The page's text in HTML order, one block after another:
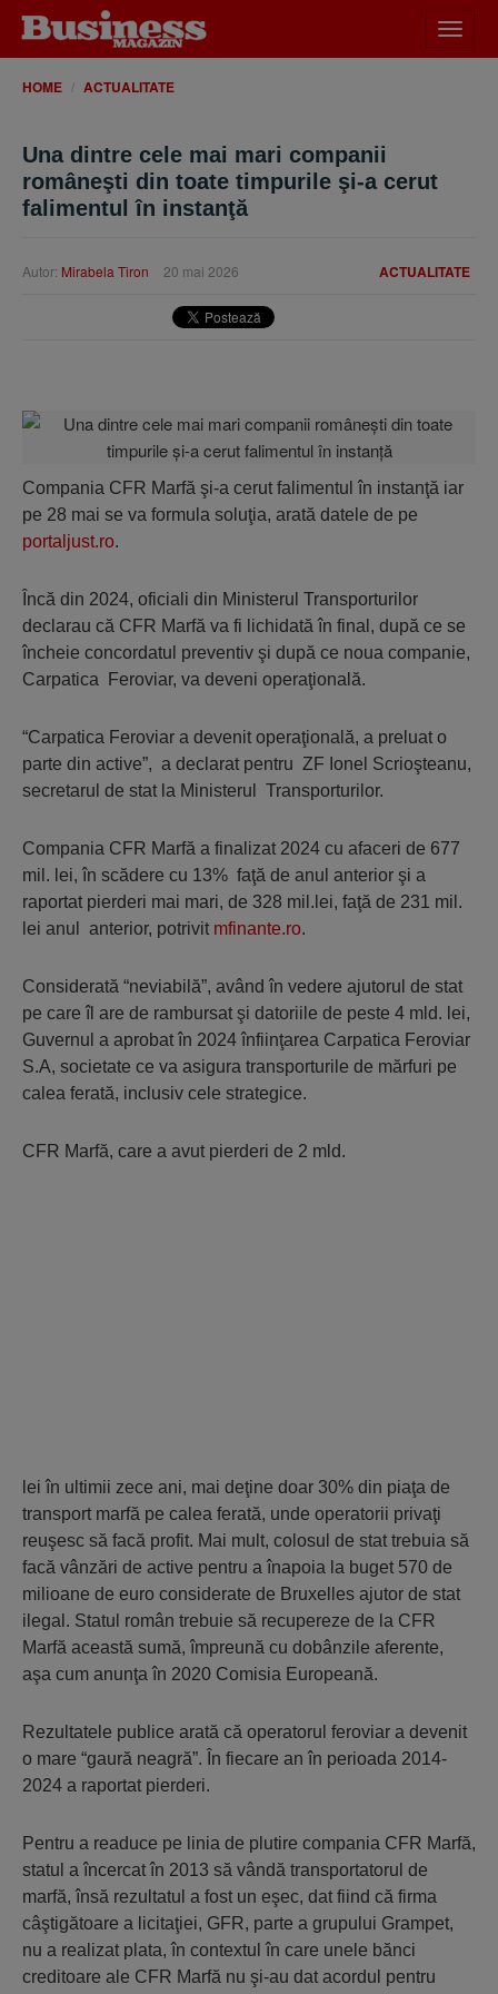
meniu
HOME ACTUALITATE
Una dintre cele mai mari companii
româneşti din toate timpurile şi-a cerut
falimentul în instanţă
ACTUALITATE
Autor: Mirabela Tiron 20 mai 2026
Compania CFR Marfă şi-a cerut falimentul în instanţă iar
pe 28 mai se va formula soluţia, arată datele de pe
portaljust.ro.
Încă din 2024, oficiali din Ministerul Transporturilor
declarau că CFR Marfă va fi lichidată în final, după ce se
încheie concordatul preventiv şi după ce noua companie,
Carpatica Feroviar, va deveni operaţională.
“Carpatica Feroviar a devenit operaţională, a preluat o
parte din active”, a declarat pentru ZF Ionel Scrioşteanu,
secretarul de stat la Ministerul Transporturilor.
Compania CFR Marfă a finalizat 2024 cu afaceri de 677
mil. lei, în scădere cu 13% faţă de anul anterior şi a
raportat pierderi mai mari, de 328 mil.lei, faţă de 231 mil.
lei anul anterior, potrivit mfinante.ro.
Considerată “neviabilă”, având în vedere ajutorul de stat
pe care îl are de rambursat şi datoriile de peste 4 mld. lei,
Guvernul a aprobat în 2024 înfiinţarea Carpatica Feroviar
S.A, societate ce va asigura transporturile de mărfuri pe
calea ferată, inclusiv cele strategice.
CFR Marfă, care a avut pierderi de 2 mld.
lei în ultimii zece ani, mai deţine doar 30% din piaţa de
transport marfă pe calea ferată, unde operatorii privaţi
reuşesc să facă profit. Mai mult, colosul de stat trebuia să
facă vânzări de active pentru a înapoia la buget 570 de
milioane de euro considerate de Bruxelles ajutor de stat
ilegal. Statul român trebuie să recupereze de la CFR
Marfă această sumă, împreună cu dobânzile aferente,
aşa cum anunţa în 2020 Comisia Europeană.
Rezultatele publice arată că operatorul feroviar a devenit
o mare “gaură neagră”. În fiecare an în perioada 2014-
2024 a raportat pierderi.
Pentru a readuce pe linia de plutire compania CFR Marfă,
statul a încercat în 2013 să vândă transportatorul de
marfă, însă rezultatul a fost un eşec, dat fiind că firma
câştigătoare a licitaţiei, GFR, parte a grupului Grampet,
nu a realizat plata, în contextul în care unele bănci
creditoare ale CFR Marfă nu şi-au dat acordul pentru